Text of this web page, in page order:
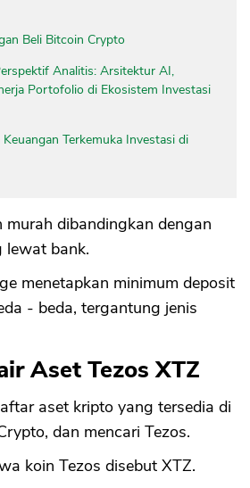
Beli Bitcoin Crypto
Analitis: Arsitektur AI,
Portofolio di Ekosistem Investasi
Terkemuka Investasi di
murah dibandingkan dengan
lewat bank.
menetapkan minimum deposit
- beda, tergantung jenis
Aset Tezos XTZ
aset kripto yang tersedia di
dan mencari Tezos.
koin Tezos disebut XTZ.